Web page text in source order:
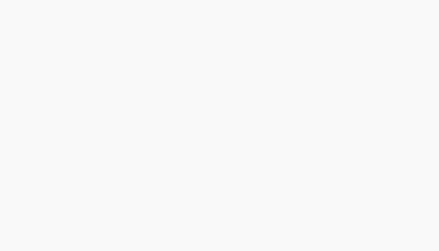
volna, hogy az elmúlt napok